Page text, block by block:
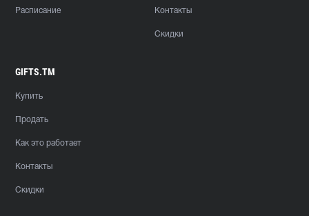
Расписание Контакты
Скидки
GIFTS.TM
Купить
Продать
Как это работает
Контакты
Скидки